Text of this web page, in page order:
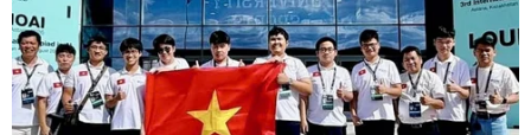
lịch.
Tiến sỹ Mongol Khan, giảng viên Khoa Kiến
trúc, Đại học Công nghệ Rajamangala